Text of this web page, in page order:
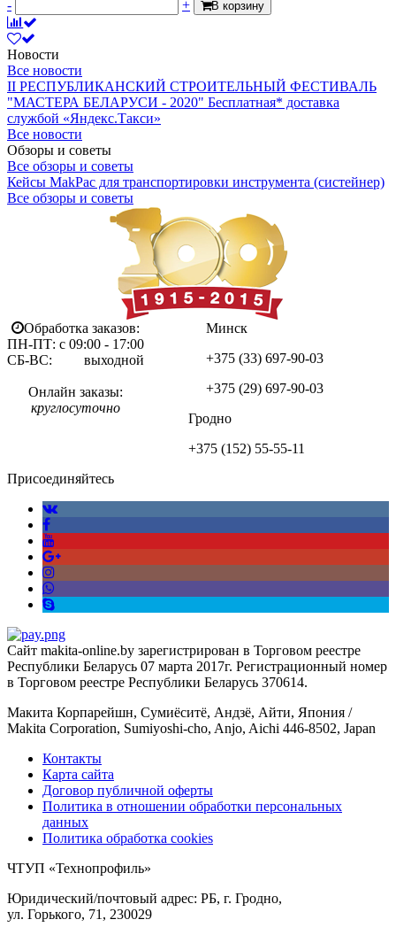
-
+ В корзину
Новости
Все новости
II РЕСПУБЛИКАНСКИЙ СТРОИТЕЛЬНЫЙ ФЕСТИВАЛЬ
"МАСТЕРА БЕЛАРУСИ - 2020" Бесплатная* доставка
службой «Яндекс.Такси»
Все новости
Обзоры и советы
Все обзоры и советы
Кейсы MakPac для транспортировки инструмента (систейнер)
Все обзоры и советы
Обработка заказов:
ПН-ПТ: с 09:00 - 17:00
СБ-ВС: выходной
Онлайн заказы:
круглосуточно
Минск
+375 (33) 697-90-03
+375 (29) 697-90-03
Гродно
+375 (152) 55-55-11
Присоединяйтесь
Сайт makita-online.by зарегистрирован в Торговом реестре
Республики Беларусь 07 марта 2017г. Регистрационный номер
в Торговом реестре Республики Беларусь 370614.
Макита Корпарейшн, Сумиёситё, Андзё, Айти, Япония /
Makita Corporation, Sumiyoshi-cho, Anjo, Aichi 446-8502, Japan
Контакты
Карта сайта
Договор публичной оферты
Политика в отношении обработки персональных
данных
Политика обработка cookies
ЧТУП «Технопрофиль»
Юридический/почтовый адрес: РБ, г. Гродно,
ул. Горького, 71, 230029